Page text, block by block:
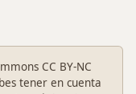
CC BY-NC
tener en cuenta